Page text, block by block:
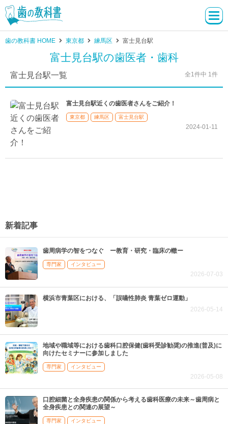
歯の教科書 HOME 東京都 練馬区 富士見台駅
富士見台駅の歯医者・歯科
富士見台駅一覧 全1件中 1件
富士見台駅近くの歯医者さんをご紹介！
東京都 練馬区 富士見台駅
2024-01-11
新着記事
歯周病学の智をつなぐ ー教育・研究・臨床の轍ー
専門家 インタビュー
2026-07-03
横浜市青葉区における、「誤嚥性肺炎 青葉ゼロ運動」
2026-05-14
地域や職域等における歯科口腔保健(歯科受診勧奨)の推進(普及)に
向けたセミナーに参加しました
専門家 インタビュー
2026-05-08
口腔細菌と全身疾患の関係から考える歯科医療の未来～歯周病と
全身疾患との関連の展望～
専門家 インタビュー